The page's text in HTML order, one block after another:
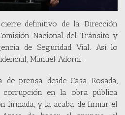
definitivo de la Dirección
Nacional del Tránsito y
de Seguridad Vial. Así lo
Manuel Adorni.
prensa desde Casa Rosada,
corrupción en la obra pública
firmada, y la acaba de firmar el